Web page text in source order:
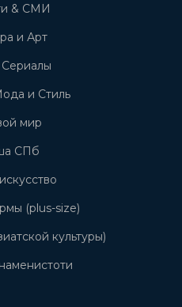
& СМИ
и Арт
и Стиль
мир
СПб
(plus-size)
культуры)